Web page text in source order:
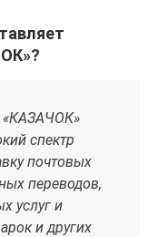
«КАЗАЧОК»
спектр
почтовых
переводов,
услуг и
и других